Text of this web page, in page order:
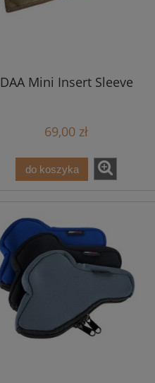
DAA Mini Insert Sleeve
69,00 zł
do koszyka